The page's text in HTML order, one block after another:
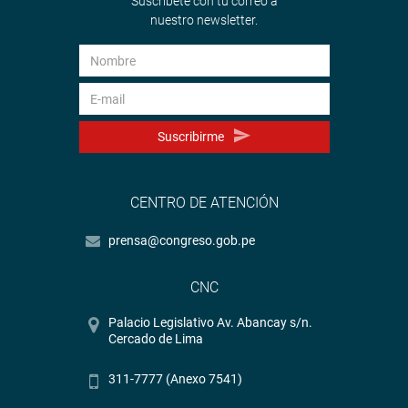
nuestro newsletter.
Suscribirme
CENTRO DE ATENCIÓN
prensa@congreso.gob.pe
CNC
Palacio Legislativo Av. Abancay s/n.
Cercado de Lima
311-7777 (Anexo 7541)